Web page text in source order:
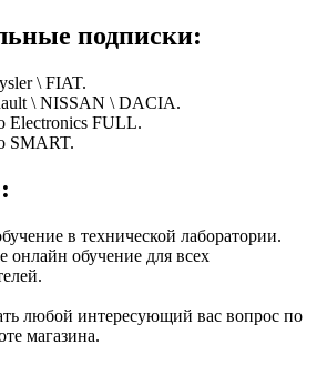
подписки:
\ FIAT.
\ NISSAN \ DACIA.
Electronics FULL.
SMART.
в технической лаборатории.
онлайн обучение для всех
любой интересующий вас вопрос по
магазина.